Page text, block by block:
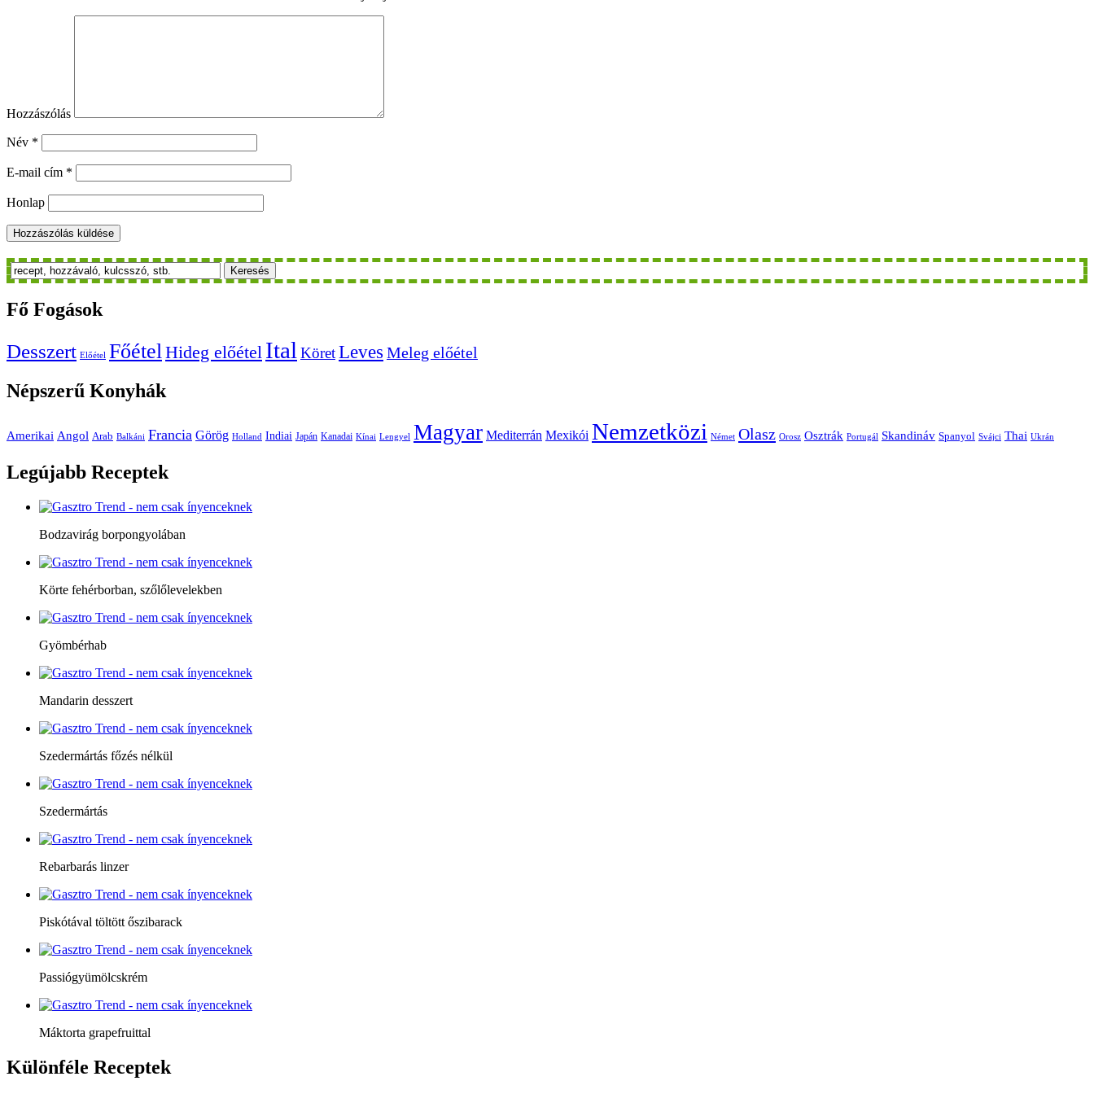
Hozzászólás
Név *
E-mail cím *
Honlap
Keresés
Fő Fogások
Desszert Előétel FőételHideg előétel Ital KöretLeves Meleg előétel
Népszerű Konyhák
Amerikai Angol Arab Balkáni Francia Görög Holland Indiai Japán Kanadai Kínai Lengyel Magyar Mediterrán Mexikói Nemzetközi Német Olasz Orosz Osztrák Portugál Skandináv Spanyol Svájci Thai Ukrán
Legújabb Receptek
Bodzavirág borpongyolában
Körte fehérborban, szőlőlevelekben
Gyömbérhab
Mandarin desszert
Szedermártás főzés nélkül
Szedermártás
Rebarbarás linzer
Piskótával töltött őszibarack
Passiógyümölcskrém
Máktorta grapefruittal
Különféle Receptek